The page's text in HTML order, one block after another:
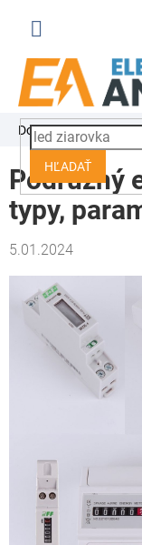
HĽADAŤ
Domov Blog
Podružný
typy,
5.01.2024